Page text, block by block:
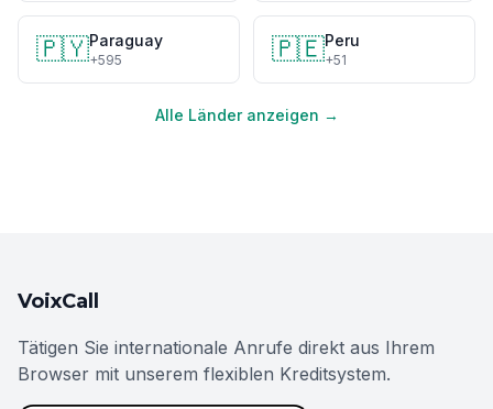
🇵🇾Paraguay
+595 🇵🇪Peru
+51
Alle Länder anzeigen →
VoixCall
Tätigen Sie internationale Anrufe direkt aus Ihrem
Browser mit unserem flexiblen Kreditsystem.